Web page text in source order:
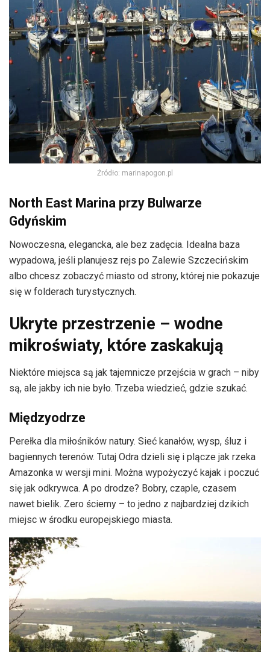
Źródło: marinapogon.pl
North East Marina przy Bulwarze
Gdyńskim
Nowoczesna, elegancka, ale bez zadęcia. Idealna baza
wypadowa, jeśli planujesz rejs po Zalewie Szczecińskim
albo chcesz zobaczyć miasto od strony, której nie pokazuje
się w folderach turystycznych.
Ukryte przestrzenie – wodne
mikroświaty, które zaskakują
Niektóre miejsca są jak tajemnicze przejścia w grach – niby
są, ale jakby ich nie było. Trzeba wiedzieć, gdzie szukać.
Międzyodrze
Perełka dla miłośników natury. Sieć kanałów, wysp, śluz i
bagiennych terenów. Tutaj Odra dzieli się i plącze jak rzeka
Amazonka w wersji mini. Można wypożyczyć kajak i poczuć
się jak odkrywca. A po drodze? Bobry, czaple, czasem
nawet bielik. Zero ściemy – to jedno z najbardziej dzikich
miejsc w środku europejskiego miasta.